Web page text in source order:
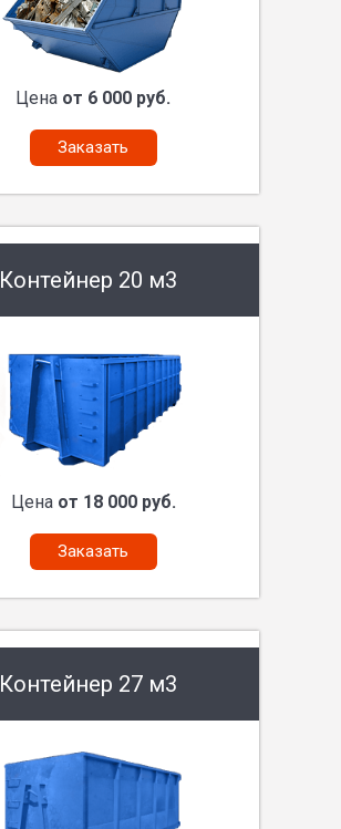
Цена от 6 000 руб.
Заказать
Контейнер 20 м3
Цена от 18 000 руб.
Заказать
Контейнер 27 м3